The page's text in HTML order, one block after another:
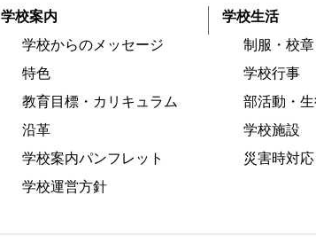
学校案内
学校からのメッセージ
特色
教育目標・カリキュラム
沿革
学校案内パンフレット
学校運営方針
学校生活
制服・校
学校行事
部活動・
学校施設
災害時対